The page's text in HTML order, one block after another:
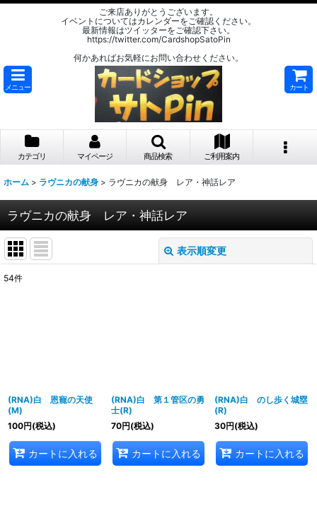
ご来店ありがとうございます。
イベントについてはカレンダーをご確認ください。
最新情報はツイッターをご確認下さい。
https://twitter.com/CardshopSatoPin
何かあればお気軽にお問い合わせください。
メニュー カート
カテゴリ マイページ 商品検索 ご利用案内
ホーム > ラヴニカの献身 > ラヴニカの献身 レア・神話レア
ラヴニカの献身 レア・神話レア
表示順変更
54件
(RNA)白 恩寵の天使
(M)
100円(税込)
カートに入れる
(RNA)白 第１管区の勇
士(R)
70円(税込)
カートに入れる
(RNA)白 のし歩く城塁
(R)
30円(税込)
カートに入れる